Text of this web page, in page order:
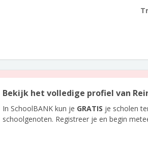
Bekijk het volledige profiel van
In SchoolBANK kun je GRATIS je scholen
schoolgenoten. Registreer je en begin